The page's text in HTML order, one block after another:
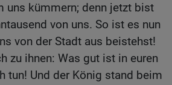
uns kümmern; denn jetzt bist
von uns. So ist es nun
von der Stadt aus beistehst!
zu ihnen: Was gut ist in euren
tun! Und der König stand beim